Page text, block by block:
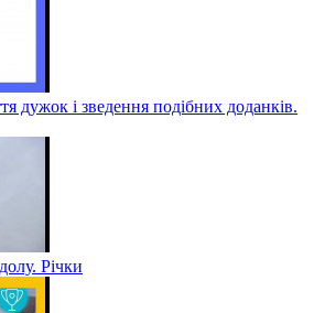
дужок і зведення подібних доданків.
Річки